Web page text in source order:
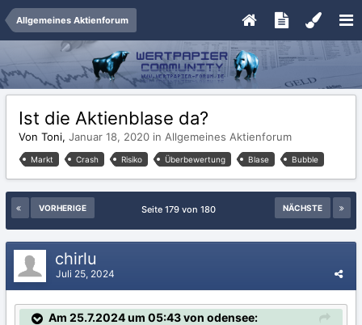
Allgemeines Aktienforum
Ist die Aktienblase da?
Von Toni, Januar 18, 2020 in Allgemeines Aktienforum
Markt Crash Risiko Überbewertung Blase Bubble
VORHERIGE NÄCHSTE
Seite 179 von 180
chirlu
Juli 25, 2024
Am 25.7.2024 um 05:43 von odensee: